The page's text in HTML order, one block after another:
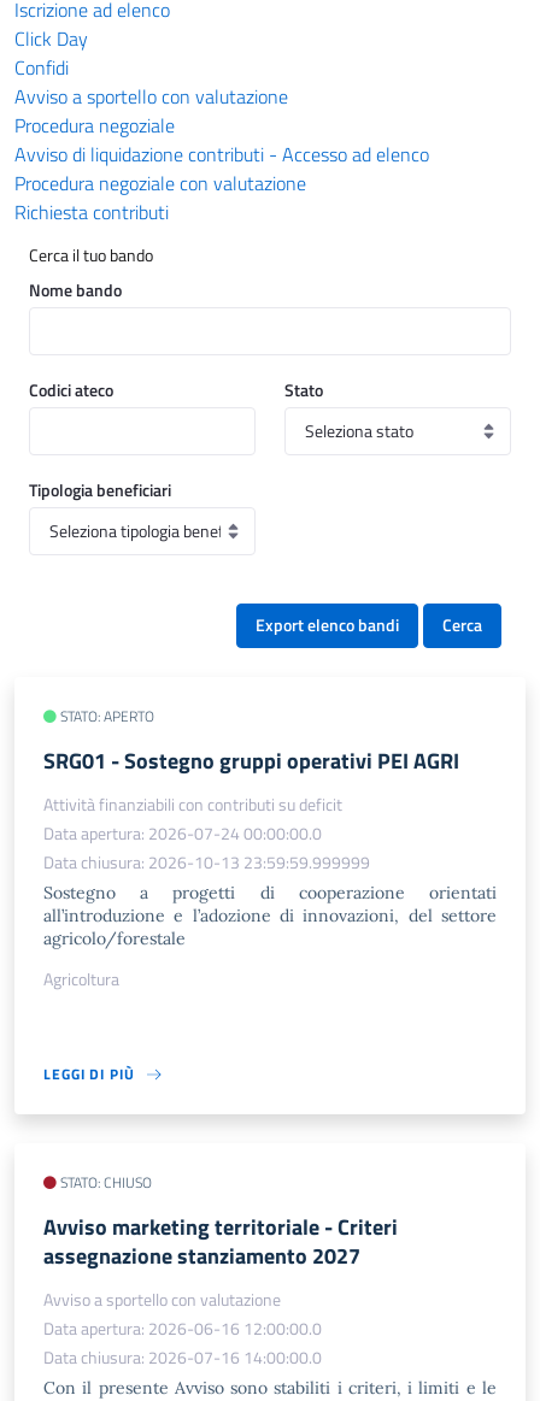
Iscrizione ad elenco
Click Day
Confidi
Avviso a sportello con valutazione
Procedura negoziale
Avviso di liquidazione contributi - Accesso ad elenco
Procedura negoziale con valutazione
Richiesta contributi
Cerca il tuo bando
Nome bando
Codici ateco Stato
Tipologia beneficiari
Export elenco bandi Cerca
STATO: APERTO
SRG01 - Sostegno gruppi operativi PEI AGRI
Attività finanziabili con contributi su deficit
Data apertura: 2026-07-24 00:00:00.0
Data chiusura: 2026-10-13 23:59:59.999999
Sostegno a progetti di cooperazione orientati
all’introduzione e l’adozione di innovazioni, del settore
agricolo/forestale
Agricoltura
LEGGI DI PIÙ
STATO: CHIUSO
Avviso marketing territoriale - Criteri
assegnazione stanziamento 2027
Avviso a sportello con valutazione
Data apertura: 2026-06-16 12:00:00.0
Data chiusura: 2026-07-16 14:00:00.0
Con il presente Avviso sono stabiliti i criteri, i limiti e le